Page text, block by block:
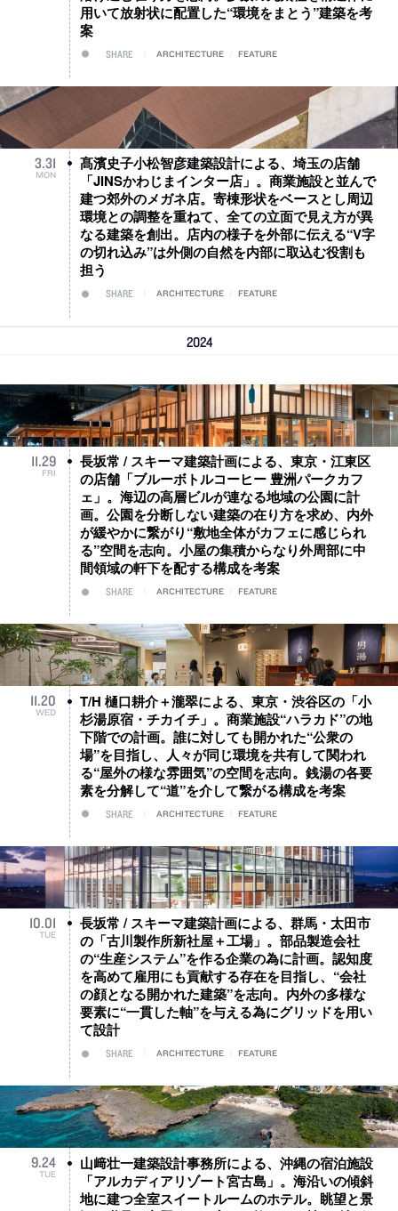
用いて放射状に配置した“環境をまとう”建築を考
案
SHARE ARCHITECTURE FEATURE
3.31
MON
髙濱史子小松智彦建築設計による、埼玉の店舗
「JINSかわじまインター店」。商業施設と並んで
建つ郊外のメガネ店。寄棟形状をベースとし周辺
環境との調整を重ねて、全ての立面で見え方が異
なる建築を創出。店内の様子を外部に伝える“V字
の切れ込み”は外側の自然を内部に取込む役割も
担う
SHARE ARCHITECTURE FEATURE
2024
11.29
FRI
長坂常 / スキーマ建築計画による、東京・江東区
の店舗「ブルーボトルコーヒー 豊洲パークカフ
ェ」。海辺の高層ビルが連なる地域の公園に計
画。公園を分断しない建築の在り方を求め、内外
が緩やかに繋がり“敷地全体がカフェに感じられ
る”空間を志向。小屋の集積からなり外周部に中
間領域の軒下を配する構成を考案
SHARE ARCHITECTURE FEATURE
11.20
WED
T/H 樋口耕介＋瀧翠による、東京・渋谷区の「小
杉湯原宿・チカイチ」。商業施設“ハラカド”の地
下階での計画。誰に対しても開かれた“公衆の
場”を目指し、人々が同じ環境を共有して関われ
る“屋外の様な雰囲気”の空間を志向。銭湯の各要
素を分解して“道”を介して繋がる構成を考案
SHARE ARCHITECTURE FEATURE
10.01
TUE
長坂常 / スキーマ建築計画による、群馬・太田市
の「古川製作所新社屋＋工場」。部品製造会社
の“生産システム”を作る企業の為に計画。認知度
を高めて雇用にも貢献する存在を目指し、“会社
の顔となる開かれた建築”を志向。内外の多様な
要素に“一貫した軸”を与える為にグリッドを用い
て設計
SHARE ARCHITECTURE FEATURE
9.24
TUE
山﨑壮一建築設計事務所による、沖縄の宿泊施設
「アルカディアリゾート宮古島」。海沿いの傾斜
地に建つ全室スイートルームのホテル。眺望と景